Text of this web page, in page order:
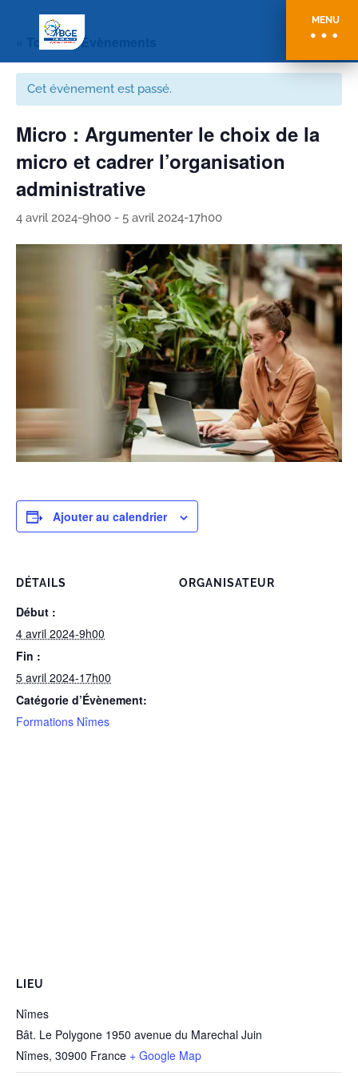
MENU
« Tous les Évènements
Cet évènement est passé.
Micro : Argumenter le choix de la
micro et cadrer l’organisation
administrative
4 avril 2024-9h00 - 5 avril 2024-17h00
Ajouter au calendrier
DÉTAILS
Début :
4 avril 2024-9h00
Fin :
5 avril 2024-17h00
Catégorie d’Évènement:
Formations Nîmes
ORGANISATEUR
LIEU
Nîmes
Bât. Le Polygone 1950 avenue du Marechal Juin
Nîmes, 30900 France + Google Map